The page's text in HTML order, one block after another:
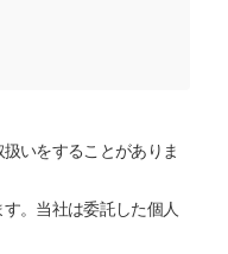
いをすることがありま
。当社は委託した個人